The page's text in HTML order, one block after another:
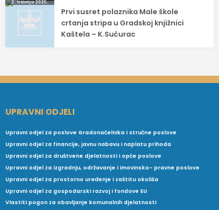
2. travnja 2025.
Prvi susret polaznika Male škole
crtanja stripa u Gradskoj knjižnici
Kaštela – K.Sućurac
UPRAVNI ODJELI
Upravni odjel za poslove Gradonačelnika i stručne poslove
Upravni odjel za financije, javnu nabavu i naplatu prihoda
Upravni odjel za društvene djelatnosti i opće poslove
Upravni odjel za izgradnju, održavanje i imovinsko- pravne poslove
Upravni odjel za prostorno uređenje i zaštitu okoliša
Upravni odjel za gospodarski razvoj i fondove EU
Vlastiti pogon za obavljanje komunalnih djelatnosti